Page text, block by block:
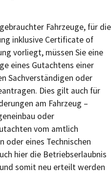
Fahrzeuge, für die
inklusive Certificate of
vorliegt, müssen Sie eine
eines Gutachtens einer
Sachverständigen oder
Dies gilt auch für
am Fahrzeug –
oder
vom amtlich
oder eines Technischen
hier die Betriebserlaubnis
somit neu erteilt werden